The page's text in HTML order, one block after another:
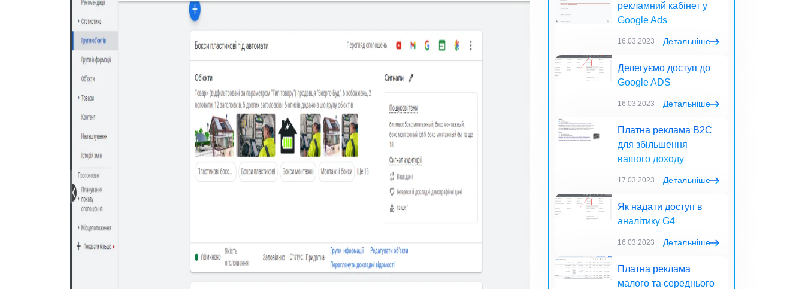
рекламний кабінет у
Google Ads
16.03.2023 Детальніше
Делегуємо доступ до
Google ADS
16.03.2023 Детальніше
Платна реклама B2C
для збільшення
вашого доходу
17.03.2023 Детальніше
Як надати доступ в
аналітику G4
16.03.2023 Детальніше
Платна реклама
малого та середнього